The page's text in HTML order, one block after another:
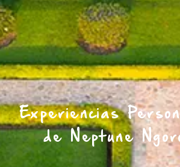
Experiencias
de Neptune